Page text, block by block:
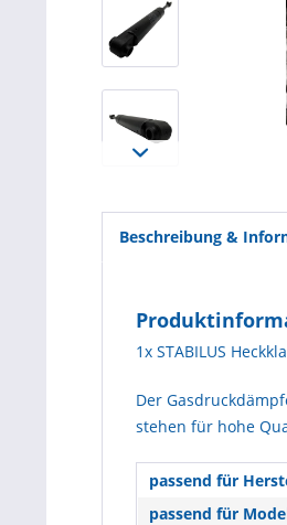
Beschreibung &
1x STABILUS
Der
stehen für hohe
passend für
passend für